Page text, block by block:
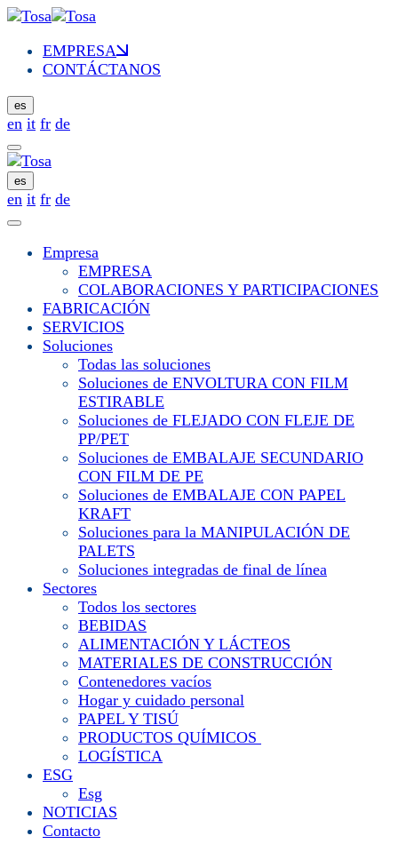
EMPRESA
CONTÁCTANOS
es
en it fr de
es
en it fr de
Empresa
EMPRESA
COLABORACIONES Y PARTICIPACIONES
FABRICACIÓN
SERVICIOS
Soluciones
Todas las soluciones
Soluciones de ENVOLTURA CON FILM
ESTIRABLE
Soluciones de FLEJADO CON FLEJE DE
PP/PET
Soluciones de EMBALAJE SECUNDARIO
CON FILM DE PE
Soluciones de EMBALAJE CON PAPEL
KRAFT
Soluciones para la MANIPULACIÓN DE
PALETS
Soluciones integradas de final de línea
Sectores
Todos los sectores
BEBIDAS
ALIMENTACIÓN Y LÁCTEOS
MATERIALES DE CONSTRUCCIÓN
Contenedores vacíos
Hogar y cuidado personal
PAPEL Y TISÚ
PRODUCTOS QUÍMICOS
LOGÍSTICA
ESG
Esg
NOTICIAS
Contacto